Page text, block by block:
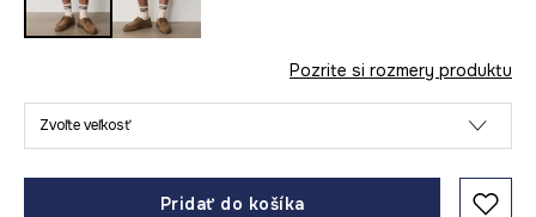
Pozrite si rozmery produktu
Zvoľte veľkosť
Pridať do košíka